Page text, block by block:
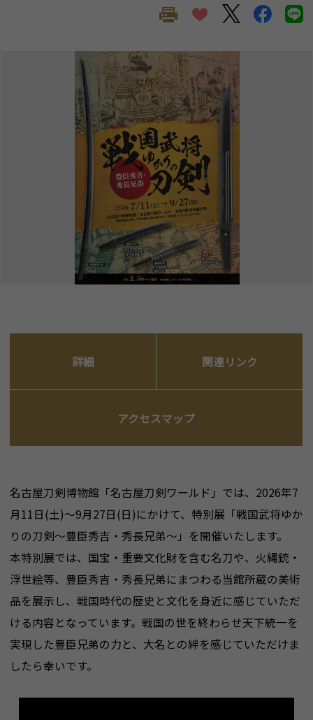
詳細 関連リンク
アクセスマップ
名古屋刀剣博物館「名古屋刀剣ワールド」では、2026年7
月11日(土)～9月27日(日)にかけて、特別展「戦国武将ゆか
りの刀剣～豊臣秀吉・秀長兄弟～」を開催いたします。
本特別展では、国宝・重要文化財を含む名刀や、火縄銃・
浮世絵等、豊臣秀吉・秀長兄弟にまつわる当館所蔵の美術
品を展示し、戦国時代の歴史と文化を身近に感じていただ
ける内容となっています。戦国の世を終わらせ天下統一を
実現した豊臣兄弟の力と、大名との絆を感じていただけま
したら幸いです。